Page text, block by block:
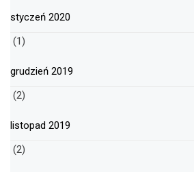
styczeń 2020
(1)
grudzień 2019
(2)
listopad 2019
(2)